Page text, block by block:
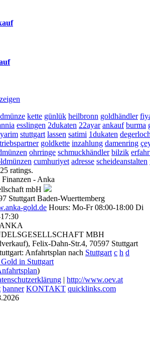
kette günlük heilbronn goldhändler
esslingen 2dukaten 22ayar ankauf burma
yarim stuttgart lassen satimi 1dukaten
goldkette inzahlung damenring
ohrringe schmuckhändler bilzik
cumhuriyet adresse scheideanstalten
ratings.
- Anka
mbH
Stuttgart Baden-Wuerttemberg
gold.de Hours: Mo-Fr 08:00-18:00 Di
MBH
Felix-Dahn-Str.4, 70597 Stuttgart
Anfahrtsplan nach Stuttgart c h d
in Stuttgart
)
| http://www.oev.at
banner KONTAKT quicklinks.com